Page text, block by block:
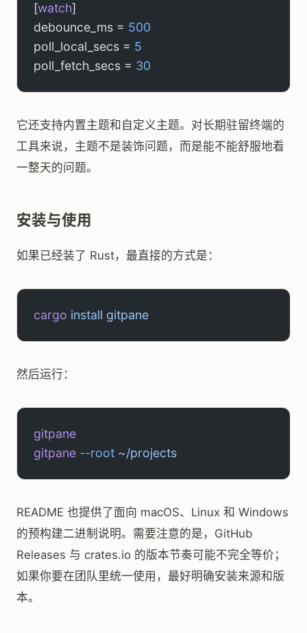
[watch]
debounce_ms = 500
poll_local_secs = 5
poll_fetch_secs = 30
它还支持内置主题和自定义主题。对长期驻留终端的
工具来说，主题不是装饰问题，而是能不能舒服地看
一整天的问题。
安装与使用
如果已经装了 Rust，最直接的方式是：
cargo install gitpane
然后运行：
gitpane
gitpane --root ~/projects
README 也提供了面向 macOS、Linux 和 Windows
的预构建二进制说明。需要注意的是，GitHub
Releases 与 crates.io 的版本节奏可能不完全等价；
如果你要在团队里统一使用，最好明确安装来源和版
本。